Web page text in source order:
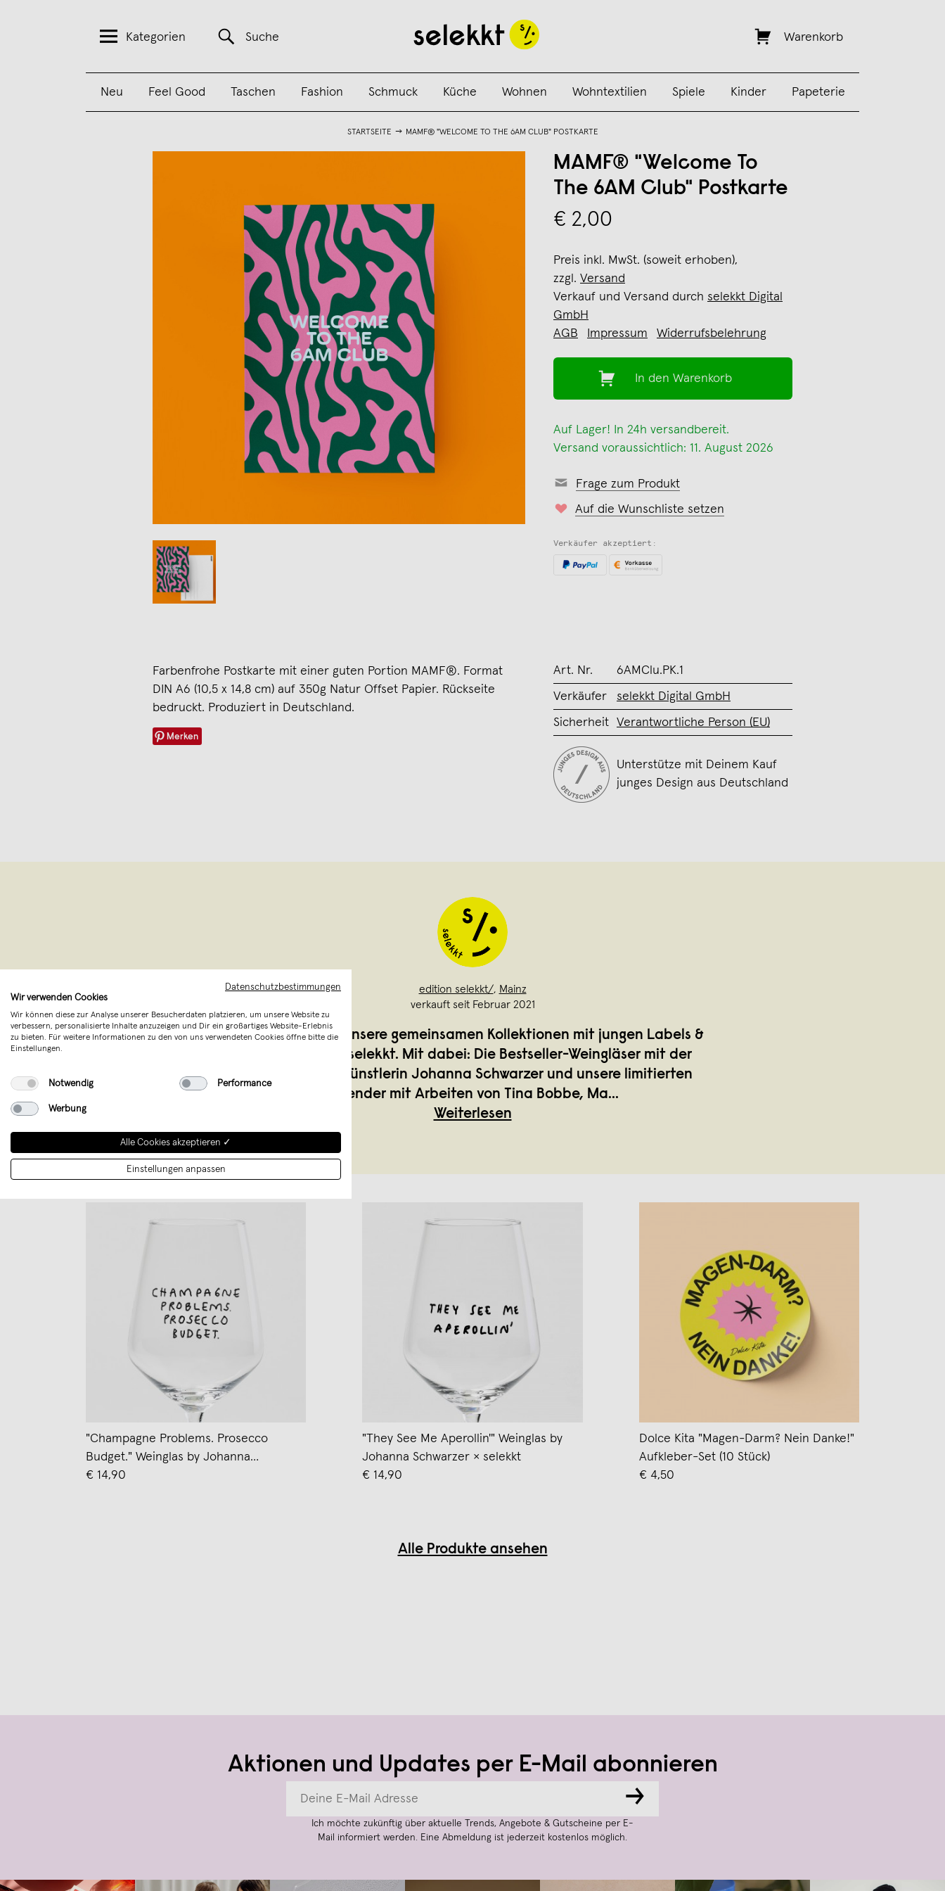
Kategorien Suche Warenkorb
Neu Feel Good Taschen Fashion Schmuck Küche Wohnen Wohntextilien Spiele Kinder Papeterie
STARTSEITE MAMF® "WELCOME TO THE 6AM CLUB" POSTKARTE
MAMF® "Welcome To
The 6AM Club" Postkarte
€ 2,00
Preis inkl. MwSt. (soweit erhoben),
zzgl. Versand
Verkauf und Versand durch selekkt Digital
GmbH
AGB
Impressum Widerrufsbelehrung
In den Warenkorb
Auf Lager! In 24h versandbereit.
Versand voraussichtlich: 11. August 2026
Frage zum Produkt
Auf die Wunschliste setzen
Verkäufer akzeptiert:
Farbenfrohe Postkarte mit einer guten Portion MAMF®. Format
DIN A6 (10,5 x 14,8 cm) auf 350g Natur Offset Papier. Rückseite
bedruckt. Produziert in Deutschland.
Merken
Art. Nr. 6AMClu.PK.1
Verkäufer selekkt Digital GmbH
Sicherheit Verantwortliche Person (EU)
Unterstütze mit Deinem Kauf
junges Design aus Deutschland
edition selekkt/, Mainz
verkauft seit Februar 2021
Hier findest Du unsere gemeinsamen Kollektionen mit jungen Labels &
Kreativen von selekkt. Mit dabei: Die Bestseller-Weingläser mit der
Offenbacher Künstlerin Johanna Schwarzer und unsere limitierten
Kalender mit Arbeiten von Tina Bobbe, Ma...
Weiterlesen
"Champagne Problems. Prosecco
Budget." Weinglas by Johanna
Schwarzer × selekkt
€ 14,90
"They See Me Aperollin'" Weinglas by
Johanna Schwarzer × selekkt
€ 14,90
Dolce Kita "Magen-Darm? Nein Danke!"
Aufkleber-Set (10 Stück)
€ 4,50
Alle Produkte ansehen
Aktionen und Updates per E-Mail abonnieren
→
Ich möchte zukünftig über aktuelle Trends, Angebote & Gutscheine per E-
Mail informiert werden. Eine Abmeldung ist jederzeit kostenlos möglich.
Datenschutzbestimmungen
Wir verwenden Cookies
Wir können diese zur Analyse unserer Besucherdaten platzieren, um unsere Website zu
verbessern, personalisierte Inhalte anzuzeigen und Dir ein großartiges Website-Erlebnis
zu bieten. Für weitere Informationen zu den von uns verwendeten Cookies öffne bitte die
Einstellungen.
Notwendig Performance
Werbung
Alle Cookies akzeptieren ✓
Einstellungen anpassen